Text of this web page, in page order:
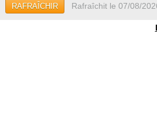
RAFRAÎCHIR Rafraîchit le 07/08/